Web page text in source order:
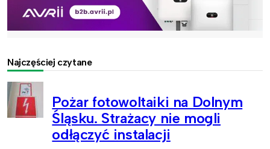
Najczęściej czytane
Pożar fotowoltaiki na Dolnym
Śląsku. Strażacy nie mogli
odłączyć instalacji